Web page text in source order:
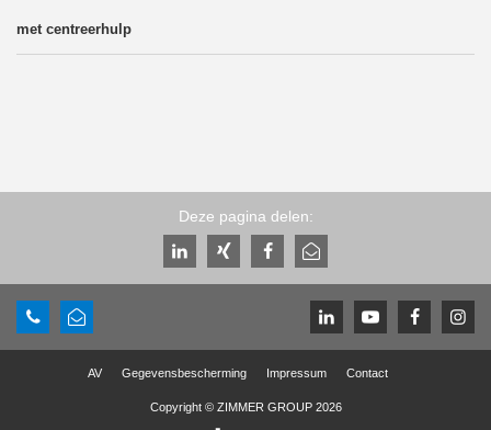
Deze pagina delen:
AV Gegevensbescherming Impressum Contact
Copyright © ZIMMER GROUP 2026